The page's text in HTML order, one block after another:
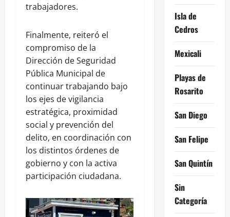
trabajadores.
Finalmente, reiteró el
compromiso de la
Dirección de Seguridad
Pública Municipal de
continuar trabajando bajo
los ejes de vigilancia
estratégica, proximidad
social y prevención del
delito, en coordinación con
los distintos órdenes de
gobierno y con la activa
participación ciudadana.
Isla de
Cedros
Mexicali
Playas de
Rosarito
San Diego
San Felipe
San Quintín
Sin
Categoría